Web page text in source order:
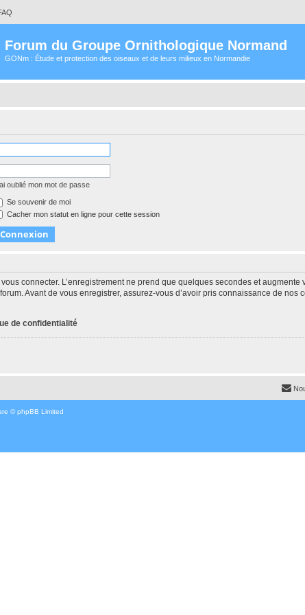
Forum du Groupe Ornithologique Normand
GONm : Étude et protection des oiseaux et de leurs milieux en Normandie
oublié mon mot de passe
Se souvenir de moi
Cacher mon statut en ligne pour cette session
connecter. L’enregistrement ne prend que quelques secondes et
Avant de vous enregistrer, assurez-vous d’avoir pris connaissance de
de confidentialité
© phpBB Limited